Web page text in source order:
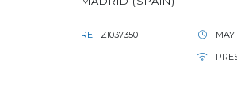
REF ZI03735011 MAY